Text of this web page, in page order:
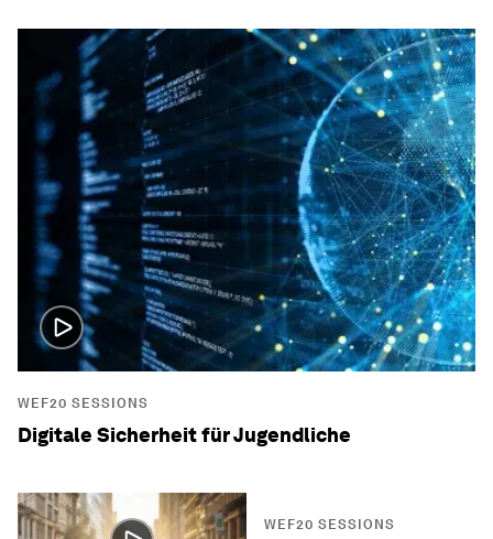
WEF20 SESSIONS
Digitale Sicherheit für Jugendliche
WEF20 SESSIONS